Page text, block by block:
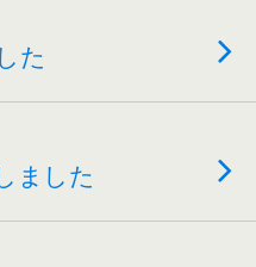
た
ました